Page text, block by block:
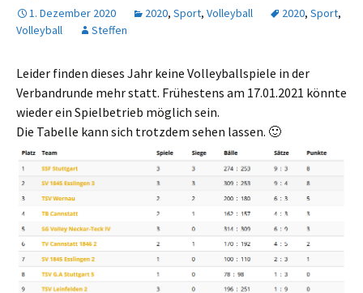
1. Dezember 2020 2020, Sport, Volleyball 2020, Sport,
Volleyball
Steffen
Leider finden dieses Jahr keine Volleyballspiele in der
Verbandrunde mehr statt. Frühestens am 17.01.2021 könnte
wieder ein Spielbetrieb möglich sein.
Die Tabelle kann sich trotzdem sehen lassen. 🙂